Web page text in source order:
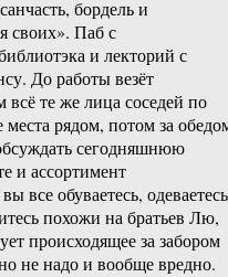
бордель и
своих». Паб с
и лекторий с
До работы везёт
всё те же лица соседей по
рядом, потом за
сегодняшнюю
и ассортимент
все обуваетесь,
похожи на братьев Лю,
происходящее за забором
не надо и вообще вредно.